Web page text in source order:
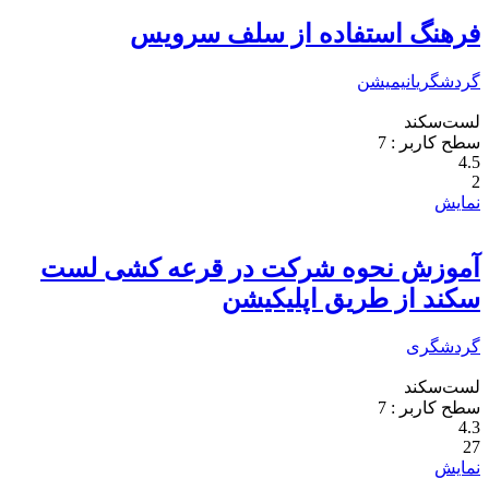
فرهنگ استفاده از سلف سرویس
گردشگریانیمیشن
لست‌سکند
سطح کاربر : 7
4.5
2
نمایش
آموزش نحوه شرکت در قرعه کشی لست
سکند از طریق اپلیکیشن
گردشگری
لست‌سکند
سطح کاربر : 7
4.3
27
نمایش